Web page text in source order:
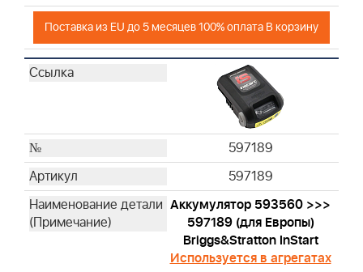
Поставка из EU до 5 месяцев 100% оплата В корзину
597189
597189
Аккумулятор 593560 >>>
597189 (для Европы)
Briggs&Stratton InStart
Используется в агрегатах